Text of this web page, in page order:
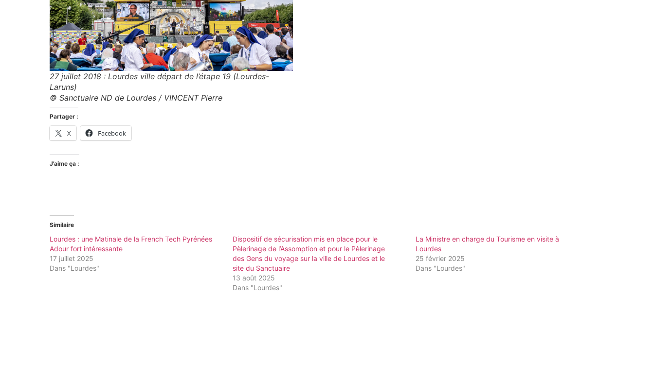
27 juillet 2018 : Lourdes ville départ de l’étape 19 (Lourdes-
Laruns)
© Sanctuaire ND de Lourdes / VINCENT Pierre
Partager :
X Facebook
J’aime ça :
Similaire
Lourdes : une Matinale de la French Tech Pyrénées
Adour fort intéressante
17 juillet 2025
Dans "Lourdes"
Dispositif de sécurisation mis en place pour le
Pèlerinage de l’Assomption et pour le Pèlerinage
des Gens du voyage sur la ville de Lourdes et le
site du Sanctuaire
13 août 2025
Dans "Lourdes"
La Ministre en charge du Tourisme en visite à
Lourdes
25 février 2025
Dans "Lourdes"